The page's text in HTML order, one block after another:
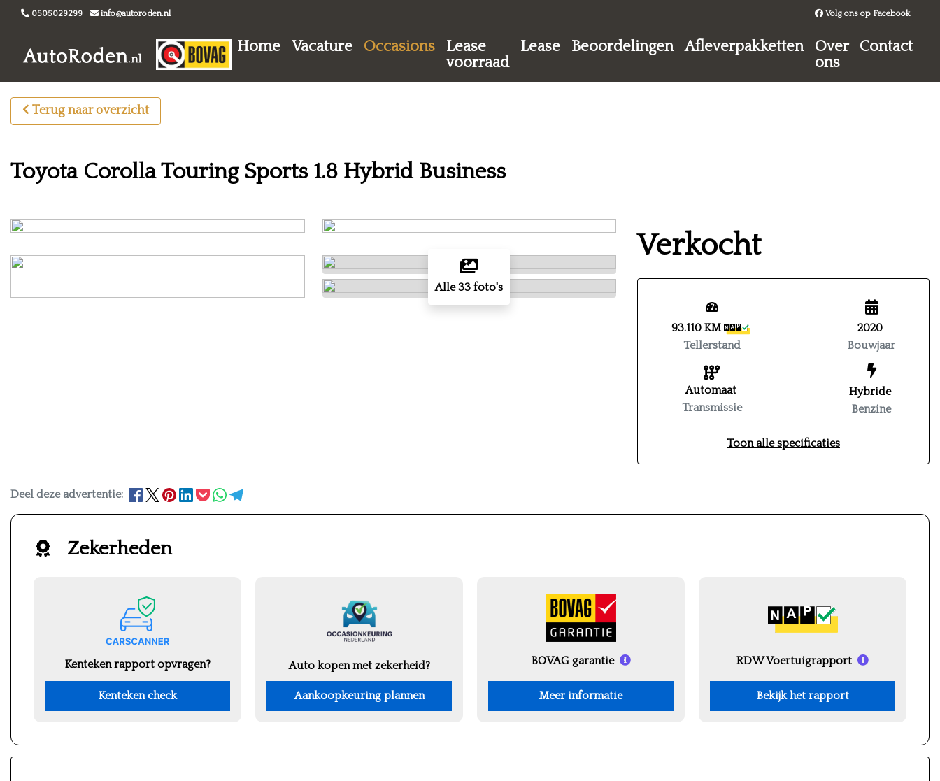
0505029299 info@autoroden.nl Volg ons op Facebook
Home Vacature Occasions
Lease
voorraad
Lease Beoordelingen Afleverpakketten
Over
ons
Contact
Terug naar overzicht
Toyota Corolla Touring Sports 1.8 Hybrid Business
Alle 33 foto's
Verkocht
93.110 KM
Tellerstand
Automaat
Transmissie
2020
Bouwjaar
Hybride
Benzine
Toon alle specificaties
Deel deze advertentie:
Zekerheden
Kenteken rapport opvragen?
Kenteken check
Auto kopen met zekerheid?
Aankoopkeuring plannen
BOVAG garantie
Meer informatie
RDW Voertuigrapport
Bekijk het rapport